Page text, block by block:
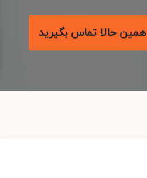
همین حالا تماس بگیرید